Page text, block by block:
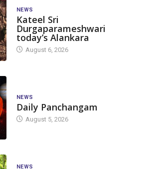
NEWS
Kateel Sri
Durgaparameshwari
today’s Alankara
August 6, 2026
NEWS
Daily Panchangam
August 5, 2026
NEWS